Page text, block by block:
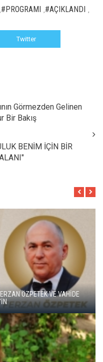
#PROGRAMI #AÇIKLANDI
Twitter
Görmezden Gelinen
Bir Bakış
BENİM İÇİN BİR
ÖZPETEK VE VAHİDE